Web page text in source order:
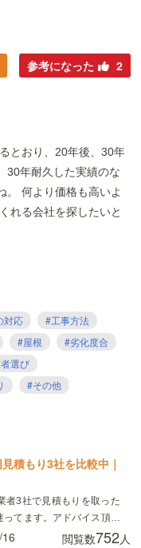
参考になった 2
とおり、20年後、30年
30年耐久した実績のな
。 何より価格も高いよ
れる会社を探したいと
対応
#工事方法
#屋根
#劣化度合
選び
#その他
積もり3社を比較中｜
者3社で見積もりを取った
てます。アドバイス頂け
はサイディング、屋根はモ
閲覧数752人